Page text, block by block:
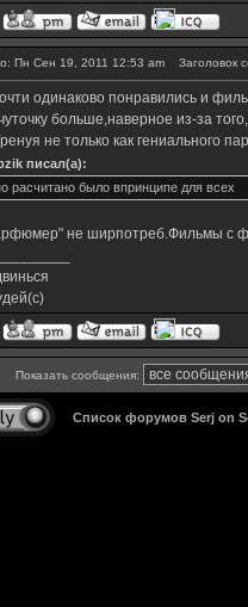
Пн Сен 19, 2011 12:53 am Заголовок
одинаково понравились и
больше,наверное из-за
не только как гениального
писал(а):
расчитано было впринципе для всех
не ширпотреб.Фильмы с
Показать сообщения:
Список форумов Serj on